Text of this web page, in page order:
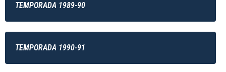
TEMPORADA 1989-90
TEMPORADA 1990-91